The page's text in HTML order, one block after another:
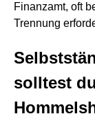
Finanzamt, oft
Trennung
solltest